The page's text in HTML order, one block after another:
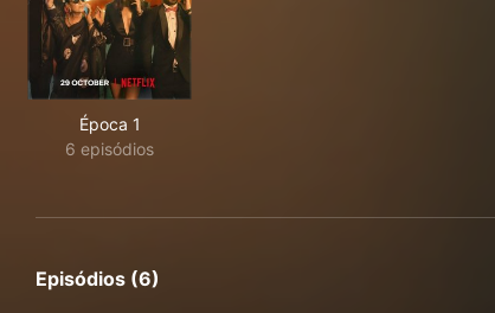
Época 1
6 episódios
Episódios (6)